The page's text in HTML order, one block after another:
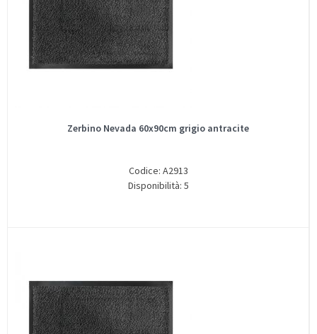
Zerbino Nevada 60x90cm grigio antracite
Codice: A2913
Disponibilità: 5